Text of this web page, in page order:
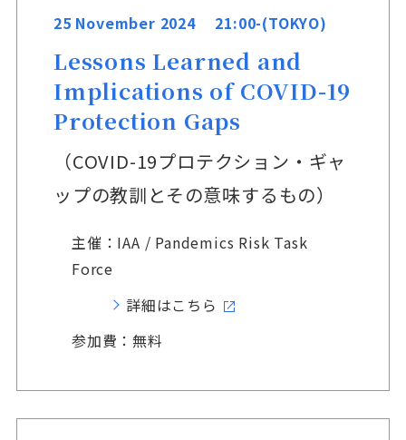
25 November 2024 21:00-(TOKYO)
Lessons Learned and
Implications of COVID-19
Protection Gaps
（COVID-19プロテクション・ギャ
ップの教訓とその意味するもの）
主催：IAA / Pandemics Risk Task
Force
詳細はこちら
参加費：無料